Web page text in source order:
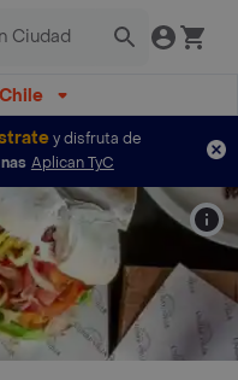
y disfruta de
Aplican TyC